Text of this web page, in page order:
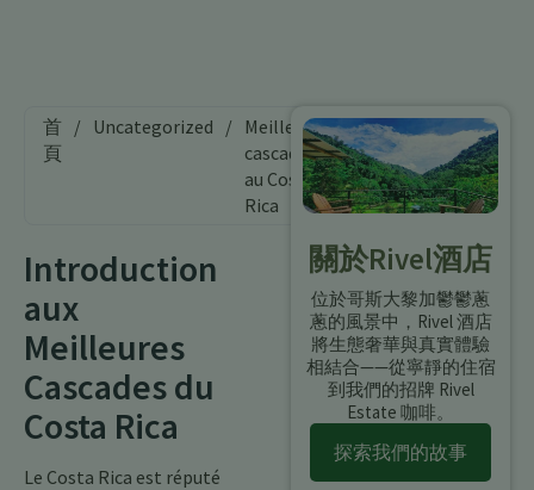
首
頁
/ Uncategorized / Meilleures
cascades
au Costa
Rica
Introduction
aux
Meilleures
Cascades du
Costa Rica
Le Costa Rica est réputé
關於Rivel酒店
位於哥斯大黎加鬱鬱蔥
蔥的風景中，Rivel 酒店
將生態奢華與真實體驗
相結合——從寧靜的住宿
到我們的招牌 Rivel
Estate 咖啡。
探索我們的故事